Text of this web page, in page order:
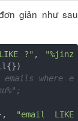
giản như sau
?" ,
"%jinz
emails where e
"email LIKE